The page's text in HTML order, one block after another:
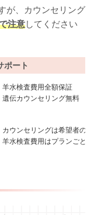
が、カウンセリング
注意してください
ポート
羊水検査費用全額保証
遺伝カウンセリング無料
カウンセリングは希望者のみ
羊水検査費用はプランごと